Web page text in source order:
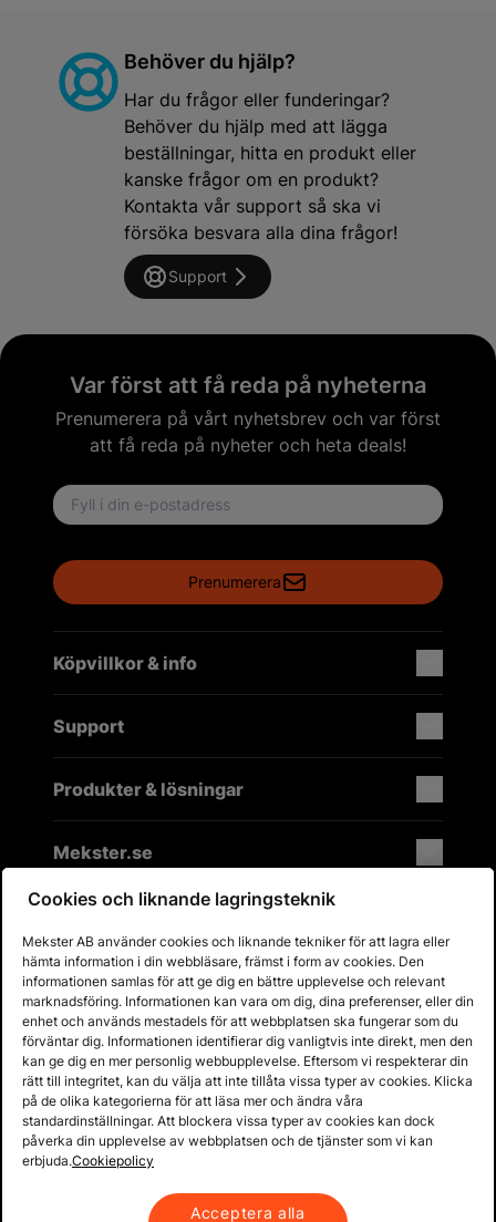
Behöver du hjälp?
Har du frågor eller funderingar?
Behöver du hjälp med att lägga
beställningar, hitta en produkt eller
kanske frågor om en produkt?
Kontakta vår support så ska vi
försöka besvara alla dina frågor!
Support
Var först att få reda på nyheterna
Prenumerera på vårt nyhetsbrev och var först
att få reda på nyheter och heta deals!
Email address
Prenumerera
Köpvillkor & info
Support
Produkter & lösningar
Mekster.se
Prisgaranti på reservdelar
Lager i Sverige
60 dagars öppet köp
Fria returer
Cookies och liknande lagringsteknik
Mekster AB använder cookies och liknande tekniker för att lagra eller
hämta information i din webbläsare, främst i form av cookies. Den
informationen samlas för att ge dig en bättre upplevelse och relevant
marknadsföring. Informationen kan vara om dig, dina preferenser, eller din
enhet och används mestadels för att webbplatsen ska fungerar som du
förväntar dig. Informationen identifierar dig vanligtvis inte direkt, men den
kan ge dig en mer personlig webbupplevelse. Eftersom vi respekterar din
rätt till integritet, kan du välja att inte tillåta vissa typer av cookies. Klicka
på de olika kategorierna för att läsa mer och ändra våra
standardinställningar. Att blockera vissa typer av cookies kan dock
påverka din upplevelse av webbplatsen och de tjänster som vi kan
erbjuda.Cookiepolicy
Acceptera alla